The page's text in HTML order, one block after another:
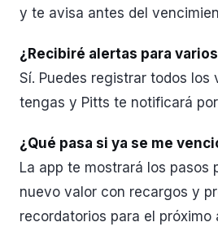
y te avisa antes del
¿Recibiré alertas para
Sí. Puedes registrar todos los
tengas y Pitts te notificará
¿Qué pasa si ya se me
La app te mostrará los pasos
nuevo valor con recargos y
recordatorios para el próximo